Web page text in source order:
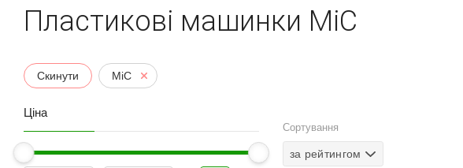
Пластикові машинки MiC
Скинути MiC
Сортування
за рейтингом
Ціна